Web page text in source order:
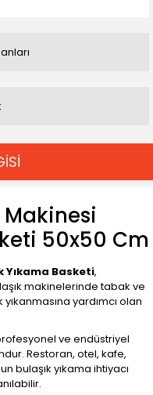
Makinesi
50x50 Cm
Yıkama Basketi,
makinelerinde tabak ve
yardımcı olan
ve endüstriyel
Restoran, otel, kafe,
bulaşık yıkama ihtiyacı